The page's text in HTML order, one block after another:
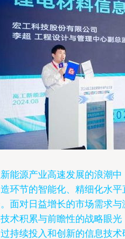
能源产业高速发展的浪潮
环节的智能化、精细化水
面对日益增长的市场需求
术积累与前瞻性的战略眼光
持续投入和创新的信息技